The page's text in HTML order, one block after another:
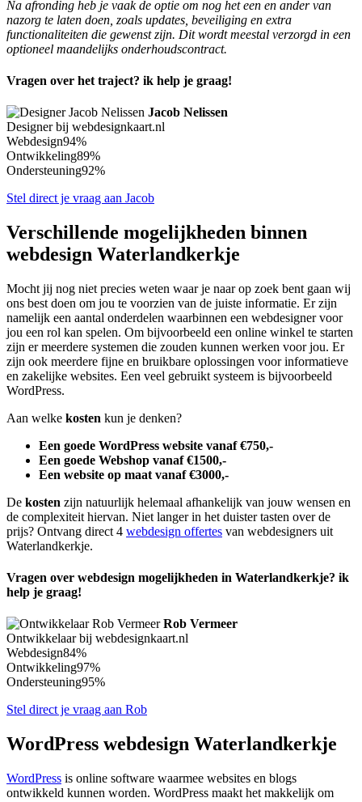
Na afronding heb je vaak de optie om nog het een en ander van
nazorg te laten doen, zoals updates, beveiliging en extra
functionaliteiten die gewenst zijn. Dit wordt meestal verzorgd in een
optioneel maandelijks onderhoudscontract.
Vragen over het traject? ik help je graag!
Jacob Nelissen
Designer bij webdesignkaart.nl
Webdesign94%
Ontwikkeling89%
Ondersteuning92%
Stel direct je vraag aan Jacob
Verschillende mogelijkheden binnen
webdesign Waterlandkerkje
Mocht jij nog niet precies weten waar je naar op zoek bent gaan wij
ons best doen om jou te voorzien van de juiste informatie. Er zijn
namelijk een aantal onderdelen waarbinnen een webdesigner voor
jou een rol kan spelen. Om bijvoorbeeld een online winkel te starten
zijn er meerdere systemen die zouden kunnen werken voor jou. Er
zijn ook meerdere fijne en bruikbare oplossingen voor informatieve
en zakelijke websites. Een veel gebruikt systeem is bijvoorbeeld
WordPress.
Aan welke kosten kun je denken?
Een goede WordPress website vanaf €750,-
Een goede Webshop vanaf €1500,-
Een website op maat vanaf €3000,-
De kosten zijn natuurlijk helemaal afhankelijk van jouw wensen en
de complexiteit hiervan. Niet langer in het duister tasten over de
prijs? Ontvang direct 4 webdesign offertes van webdesigners uit
Waterlandkerkje.
Vragen over webdesign mogelijkheden in Waterlandkerkje? ik
help je graag!
Rob Vermeer
Ontwikkelaar bij webdesignkaart.nl
Webdesign84%
Ontwikkeling97%
Ondersteuning95%
Stel direct je vraag aan Rob
WordPress webdesign Waterlandkerkje
WordPress is online software waarmee websites en blogs
ontwikkeld kunnen worden. WordPress maakt het makkelijk om